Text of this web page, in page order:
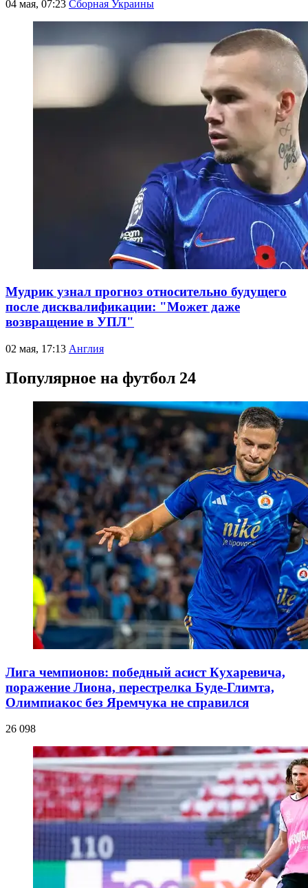
04 мая, 07:23 Сборная Украины
Мудрик узнал прогноз относительно будущего
после дисквалификации: "Может даже
возвращение в УПЛ"
02 мая, 17:13 Англия
Популярное на футбол 24
Лига чемпионов: победный асист Кухаревича,
поражение Лиона, перестрелка Буде-Глимта,
Олимпиакос без Яремчука не справился
26 098